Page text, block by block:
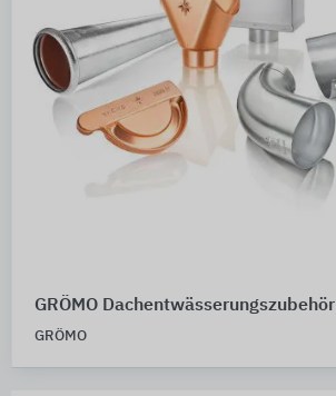
GRÖMO Dachentwässerungszubehör
GRÖMO